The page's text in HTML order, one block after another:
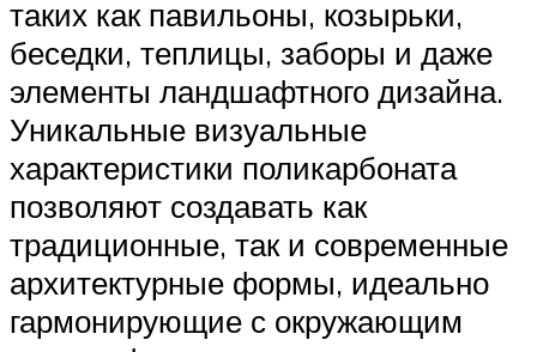
таких как павильоны, козырьки,
беседки, теплицы, заборы и даже
элементы ландшафтного дизайна.
Уникальные визуальные
характеристики поликарбоната
позволяют создавать как
традиционные, так и современные
архитектурные формы, идеально
гармонирующие с окружающим